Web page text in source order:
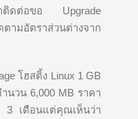
ติดต่อขอ Upgrade
ามอัตราส่วนต่างจาก
โฮสติ้ง Linux 1 GB
นวน 6,000 MB ราคา
เดือนแต่คุณเห็นว่า